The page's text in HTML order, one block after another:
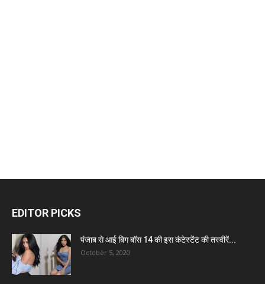
EDITOR PICKS
पंजाब से आई बिग बॉस 14 की इस कंटेस्टेंट की तस्वीरें...
October 5, 2020